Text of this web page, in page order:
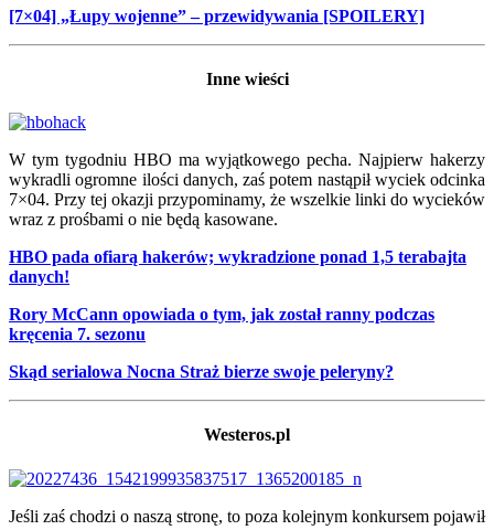
[7×04] „Łupy wojenne” – przewidywania [SPOILERY]
Inne wieści
W tym tygodniu HBO ma wyjątkowego pecha. Najpierw hakerzy
wykradli ogromne ilości danych, zaś potem nastąpił wyciek odcinka
7×04. Przy tej okazji przypominamy, że wszelkie linki do wycieków
wraz z prośbami o nie będą kasowane.
HBO pada ofiarą hakerów; wykradzione ponad 1,5 terabajta
danych!
Rory McCann opowiada o tym, jak został ranny podczas
kręcenia 7. sezonu
Skąd serialowa Nocna Straż bierze swoje peleryny?
Westeros.pl
Jeśli zaś chodzi o naszą stronę, to poza kolejnym konkursem pojawił